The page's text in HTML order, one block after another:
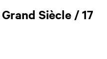
Siècle / 17